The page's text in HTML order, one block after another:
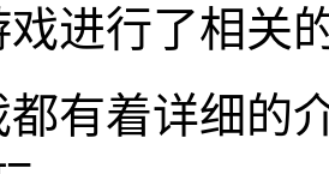
进行了相关
有着详细的